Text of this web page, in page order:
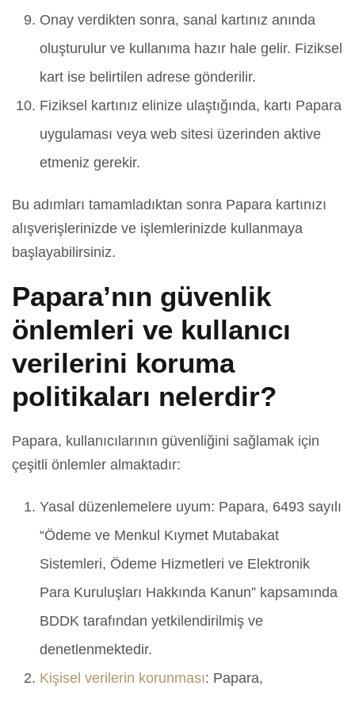
Onay verdikten sonra, sanal kartınız anında
oluşturulur ve kullanıma hazır hale gelir. Fiziksel
kart ise belirtilen adrese gönderilir.
Fiziksel kartınız elinize ulaştığında, kartı Papara
uygulaması veya web sitesi üzerinden aktive
etmeniz gerekir.
Bu adımları tamamladıktan sonra Papara kartınızı
alışverişlerinizde ve işlemlerinizde kullanmaya
başlayabilirsiniz.
Papara’nın güvenlik
önlemleri ve kullanıcı
verilerini koruma
politikaları nelerdir?
Papara, kullanıcılarının güvenliğini sağlamak için
çeşitli önlemler almaktadır:
Yasal düzenlemelere uyum: Papara, 6493 sayılı
“Ödeme ve Menkul Kıymet Mutabakat
Sistemleri, Ödeme Hizmetleri ve Elektronik
Para Kuruluşları Hakkında Kanun” kapsamında
BDDK tarafından yetkilendirilmiş ve
denetlenmektedir.
Kişisel verilerin korunması: Papara,